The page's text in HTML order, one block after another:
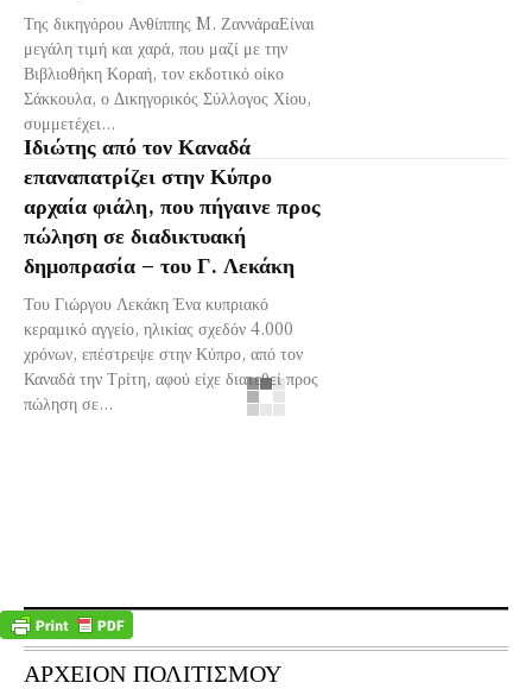
Της δικηγόρου Ανθίππης M. ΖαννάραΕίναι
μεγάλη τιμή και χαρά, που μαζί με την
Βιβλιοθήκη Κοραή, τον εκδοτικό οίκο
Σάκκουλα, ο Δικηγορικός Σύλλογος Χίου,
συμμετέχει...
Ιδιώτης από τον Καναδά
επαναπατρίζει στην Κύπρο
αρχαία φιάλη, που πήγαινε προς
πώληση σε διαδικτυακή
δημοπρασία – του Γ. Λεκάκη
Του Γιώργου Λεκάκη Ένα κυπριακό
κεραμικό αγγείο, ηλικίας σχεδόν 4.000
χρόνων, επέστρεψε στην Κύπρο, από τον
Καναδά την Τρίτη, αφού είχε διατεθεί προς
πώληση σε...
ΑΡΧΕΙΟΝ ΠΟΛΙΤΙΣΜΟΥ